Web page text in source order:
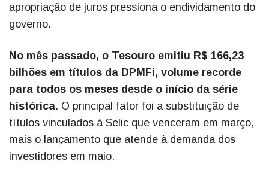
apropriação de juros pressiona o endividamento do
governo.
No mês passado, o Tesouro emitiu R$ 166,23
bilhões em títulos da DPMFi, volume recorde
para todos os meses desde o início da série
histórica. O principal fator foi a substituição de
títulos vinculados à Selic que venceram em março,
mais o lançamento que atende à demanda dos
investidores em maio.